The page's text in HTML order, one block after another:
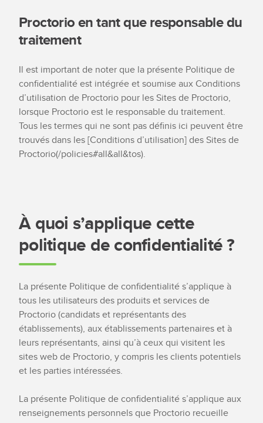
Proctorio en tant que responsable du
traitement
Il est important de noter que la présente Politique de
confidentialité est intégrée et soumise aux Conditions
d’utilisation de Proctorio pour les Sites de Proctorio,
lorsque Proctorio est le responsable du traitement.
Tous les termes qui ne sont pas définis ici peuvent être
trouvés dans les [Conditions d’utilisation] des Sites de
Proctorio(/policies#all&all&tos).
À quoi s’applique cette
politique de confidentialité ?
La présente Politique de confidentialité s’applique à
tous les utilisateurs des produits et services de
Proctorio (candidats et représentants des
établissements), aux établissements partenaires et à
leurs représentants, ainsi qu’à ceux qui visitent les
sites web de Proctorio, y compris les clients potentiels
et les parties intéressées.
La présente Politique de confidentialité s’applique aux
renseignements personnels que Proctorio recueille